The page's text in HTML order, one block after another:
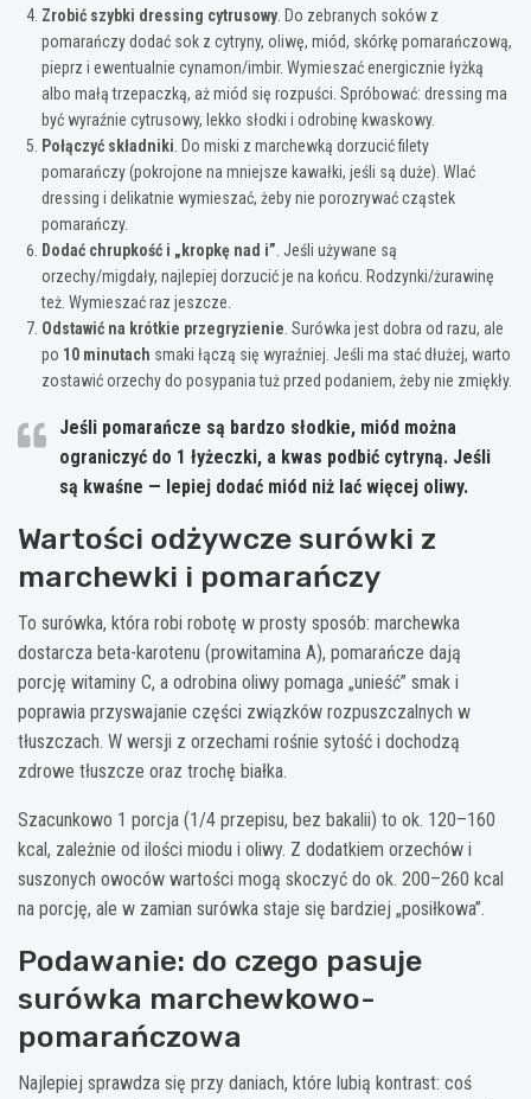
Zrobić szybki dressing cytrusowy. Do zebranych soków z
pomarańczy dodać sok z cytryny, oliwę, miód, skórkę pomarańczową,
pieprz i ewentualnie cynamon/imbir. Wymieszać energicznie łyżką
albo małą trzepaczką, aż miód się rozpuści. Spróbować: dressing ma
być wyraźnie cytrusowy, lekko słodki i odrobinę kwaskowy.
Połączyć składniki . Do miski z marchewką dorzucić filety
pomarańczy (pokrojone na mniejsze kawałki, jeśli są duże). Wlać
dressing i delikatnie wymieszać, żeby nie porozrywać cząstek
pomarańczy.
Dodać chrupkość i „kropkę nad i” . Jeśli używane są
orzechy/migdały, najlepiej dorzucić je na końcu. Rodzynki/żurawinę
też. Wymieszać raz jeszcze.
Odstawić na krótkie przegryzienie . Surówka jest dobra od razu, ale
po 10 minutach smaki łączą się wyraźniej. Jeśli ma stać dłużej, warto
zostawić orzechy do posypania tuż przed podaniem, żeby nie zmiękły.
Jeśli pomarańcze są bardzo słodkie, miód można
ograniczyć do 1 łyżeczki, a kwas podbić cytryną. Jeśli
są kwaśne — lepiej dodać miód niż lać więcej oliwy.
Wartości odżywcze surówki z
marchewki i pomarańczy
To surówka, która robi robotę w prosty sposób: marchewka
dostarcza beta-karotenu (prowitamina A), pomarańcze dają
porcję witaminy C, a odrobina oliwy pomaga „unieść” smak i
poprawia przyswajanie części związków rozpuszczalnych w
tłuszczach. W wersji z orzechami rośnie sytość i dochodzą
zdrowe tłuszcze oraz trochę białka.
Szacunkowo 1 porcja (1/4 przepisu, bez bakalii) to ok. 120–160
kcal, zależnie od ilości miodu i oliwy. Z dodatkiem orzechów i
suszonych owoców wartości mogą skoczyć do ok. 200–260 kcal
na porcję, ale w zamian surówka staje się bardziej „posiłkowa”.
Podawanie: do czego pasuje
surówka marchewkowo-
pomarańczowa
Najlepiej sprawdza się przy daniach, które lubią kontrast: coś